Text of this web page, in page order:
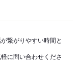
繋がりやすい時間と
に問い合わせくださ